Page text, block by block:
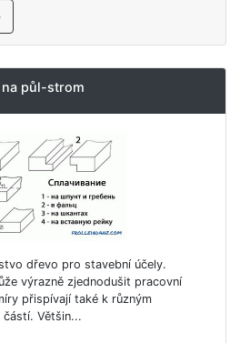
půl-strom
dřevo pro stavební účely.
výrazně zjednodušit pracovní
přispívají také k různým
Většin...